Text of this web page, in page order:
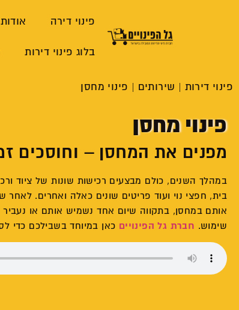
פינוי דירה אודות
בלוג פינוי דירות
פינוי דירות | שירותים | פינוי מחסן
פינוי מחסן
מפנים את המחסן – וחוסכים
במהלך השנים, כולם מבצעים רכישות שונות של ציוד
בית, חפצי נוי ועוד פריטים שונים כאלה ואחרים.
אותם במחסן, בתקווה שיום אחד נשמיש אותם או
שימוש. חברת גל הפינויים כאן במיוחד בשבילכם כדי